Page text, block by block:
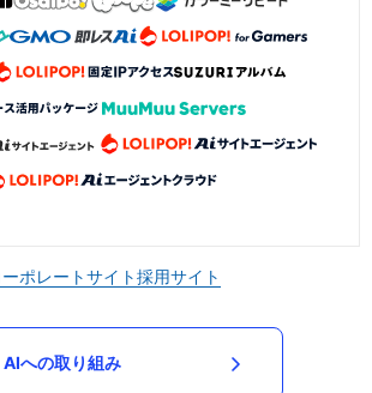
ーポレートサイト採用サイト
AIへの取り組み